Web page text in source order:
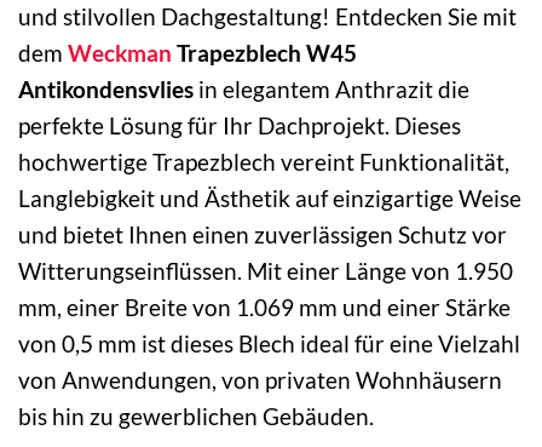
und stilvollen Dachgestaltung! Entdecken Sie mit
dem Weckman Trapezblech W45
Antikondensvlies in elegantem Anthrazit die
perfekte Lösung für Ihr Dachprojekt. Dieses
hochwertige Trapezblech vereint Funktionalität,
Langlebigkeit und Ästhetik auf einzigartige Weise
und bietet Ihnen einen zuverlässigen Schutz vor
Witterungseinflüssen. Mit einer Länge von 1.950
mm, einer Breite von 1.069 mm und einer Stärke
von 0,5 mm ist dieses Blech ideal für eine Vielzahl
von Anwendungen, von privaten Wohnhäusern
bis hin zu gewerblichen Gebäuden.